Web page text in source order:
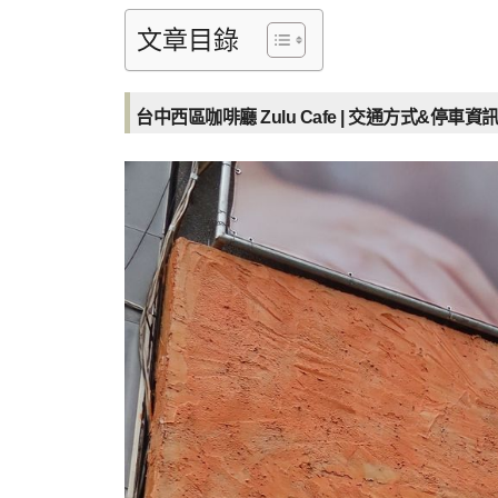
文章目錄
台中西區咖啡廳 Zulu Cafe | 交通方式&停車資訊